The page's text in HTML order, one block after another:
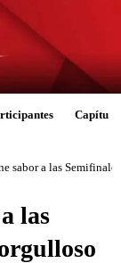
sabor a las
las